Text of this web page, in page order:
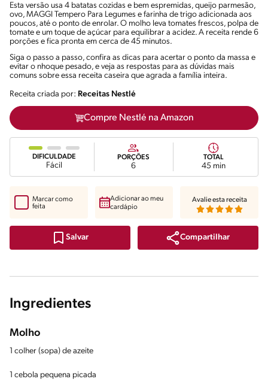
Esta versão usa 4 batatas cozidas e bem espremidas, queijo parmesão,
ovo, MAGGI Tempero Para Legumes e farinha de trigo adicionada aos
poucos, até o ponto de enrolar. O molho leva tomates frescos, polpa de
tomate e um toque de açúcar para equilibrar a acidez. A receita rende 6
porções e fica pronta em cerca de 45 minutos.
Siga o passo a passo, confira as dicas para acertar o ponto da massa e
evitar o nhoque pesado, e veja as respostas para as dúvidas mais
comuns sobre essa receita caseira que agrada a família inteira.
Receita criada por: Receitas Nestlé
Compre Nestlé na Amazon
DIFICULDADE
Fácil
PORÇÕES
6
TOTAL
45 min
Salvar Compartilhar
Marcar como
feita
Adicionar ao meu
cardápio
Avalie esta receita
Ingredientes
Molho
1 colher (sopa) de azeite
1 cebola pequena picada